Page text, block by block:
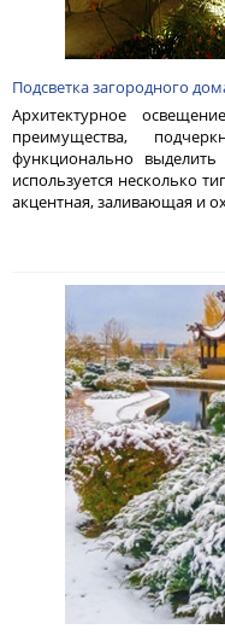
Подсветка загородного
Архитектурное
преимущества,
функционально
используется несколько
акцентная, заливающая и